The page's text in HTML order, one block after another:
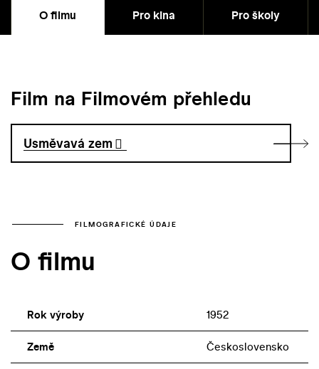
O filmu Pro kina Pro školy
Film na Filmovém přehledu
Usměvavá zem
FILMOGRAFICKÉ ÚDAJE
O filmu
Rok výroby 1952
Země Československo